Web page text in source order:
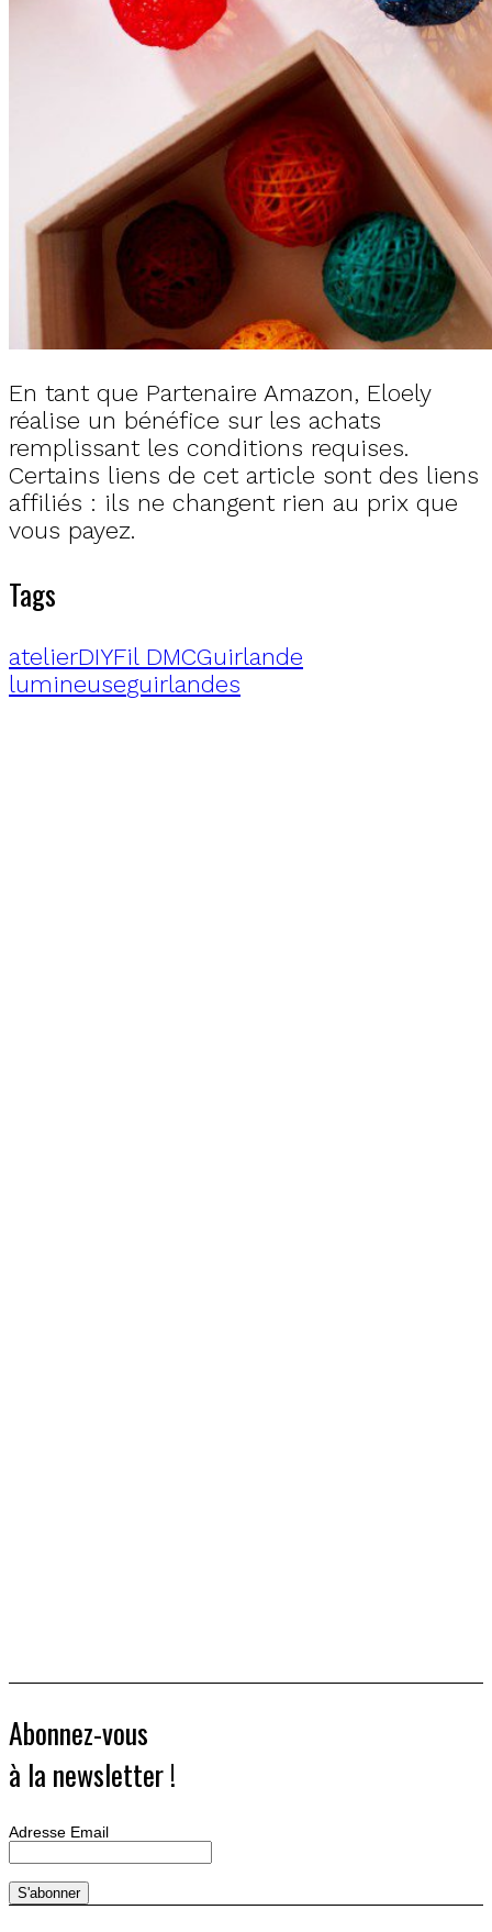
En tant que Partenaire Amazon, Eloely
réalise un bénéfice sur les achats
remplissant les conditions requises.
Certains liens de cet article sont des liens
affiliés : ils ne changent rien au prix que
vous payez.
Tags
atelierDIYFil DMCGuirlande
lumineuseguirlandes
Abonnez-vous
à la newsletter !
Adresse Email